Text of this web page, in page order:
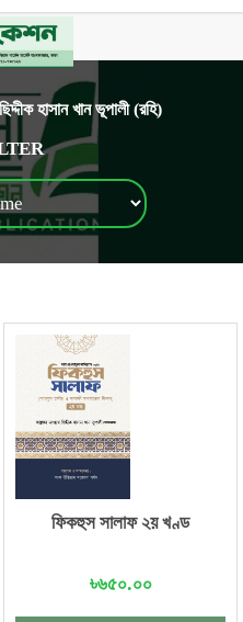
হাসান খান ভূপালী (রহি)
ফিকহুস সালাফ ২য় খণ্ড
৳৬৫০.০০